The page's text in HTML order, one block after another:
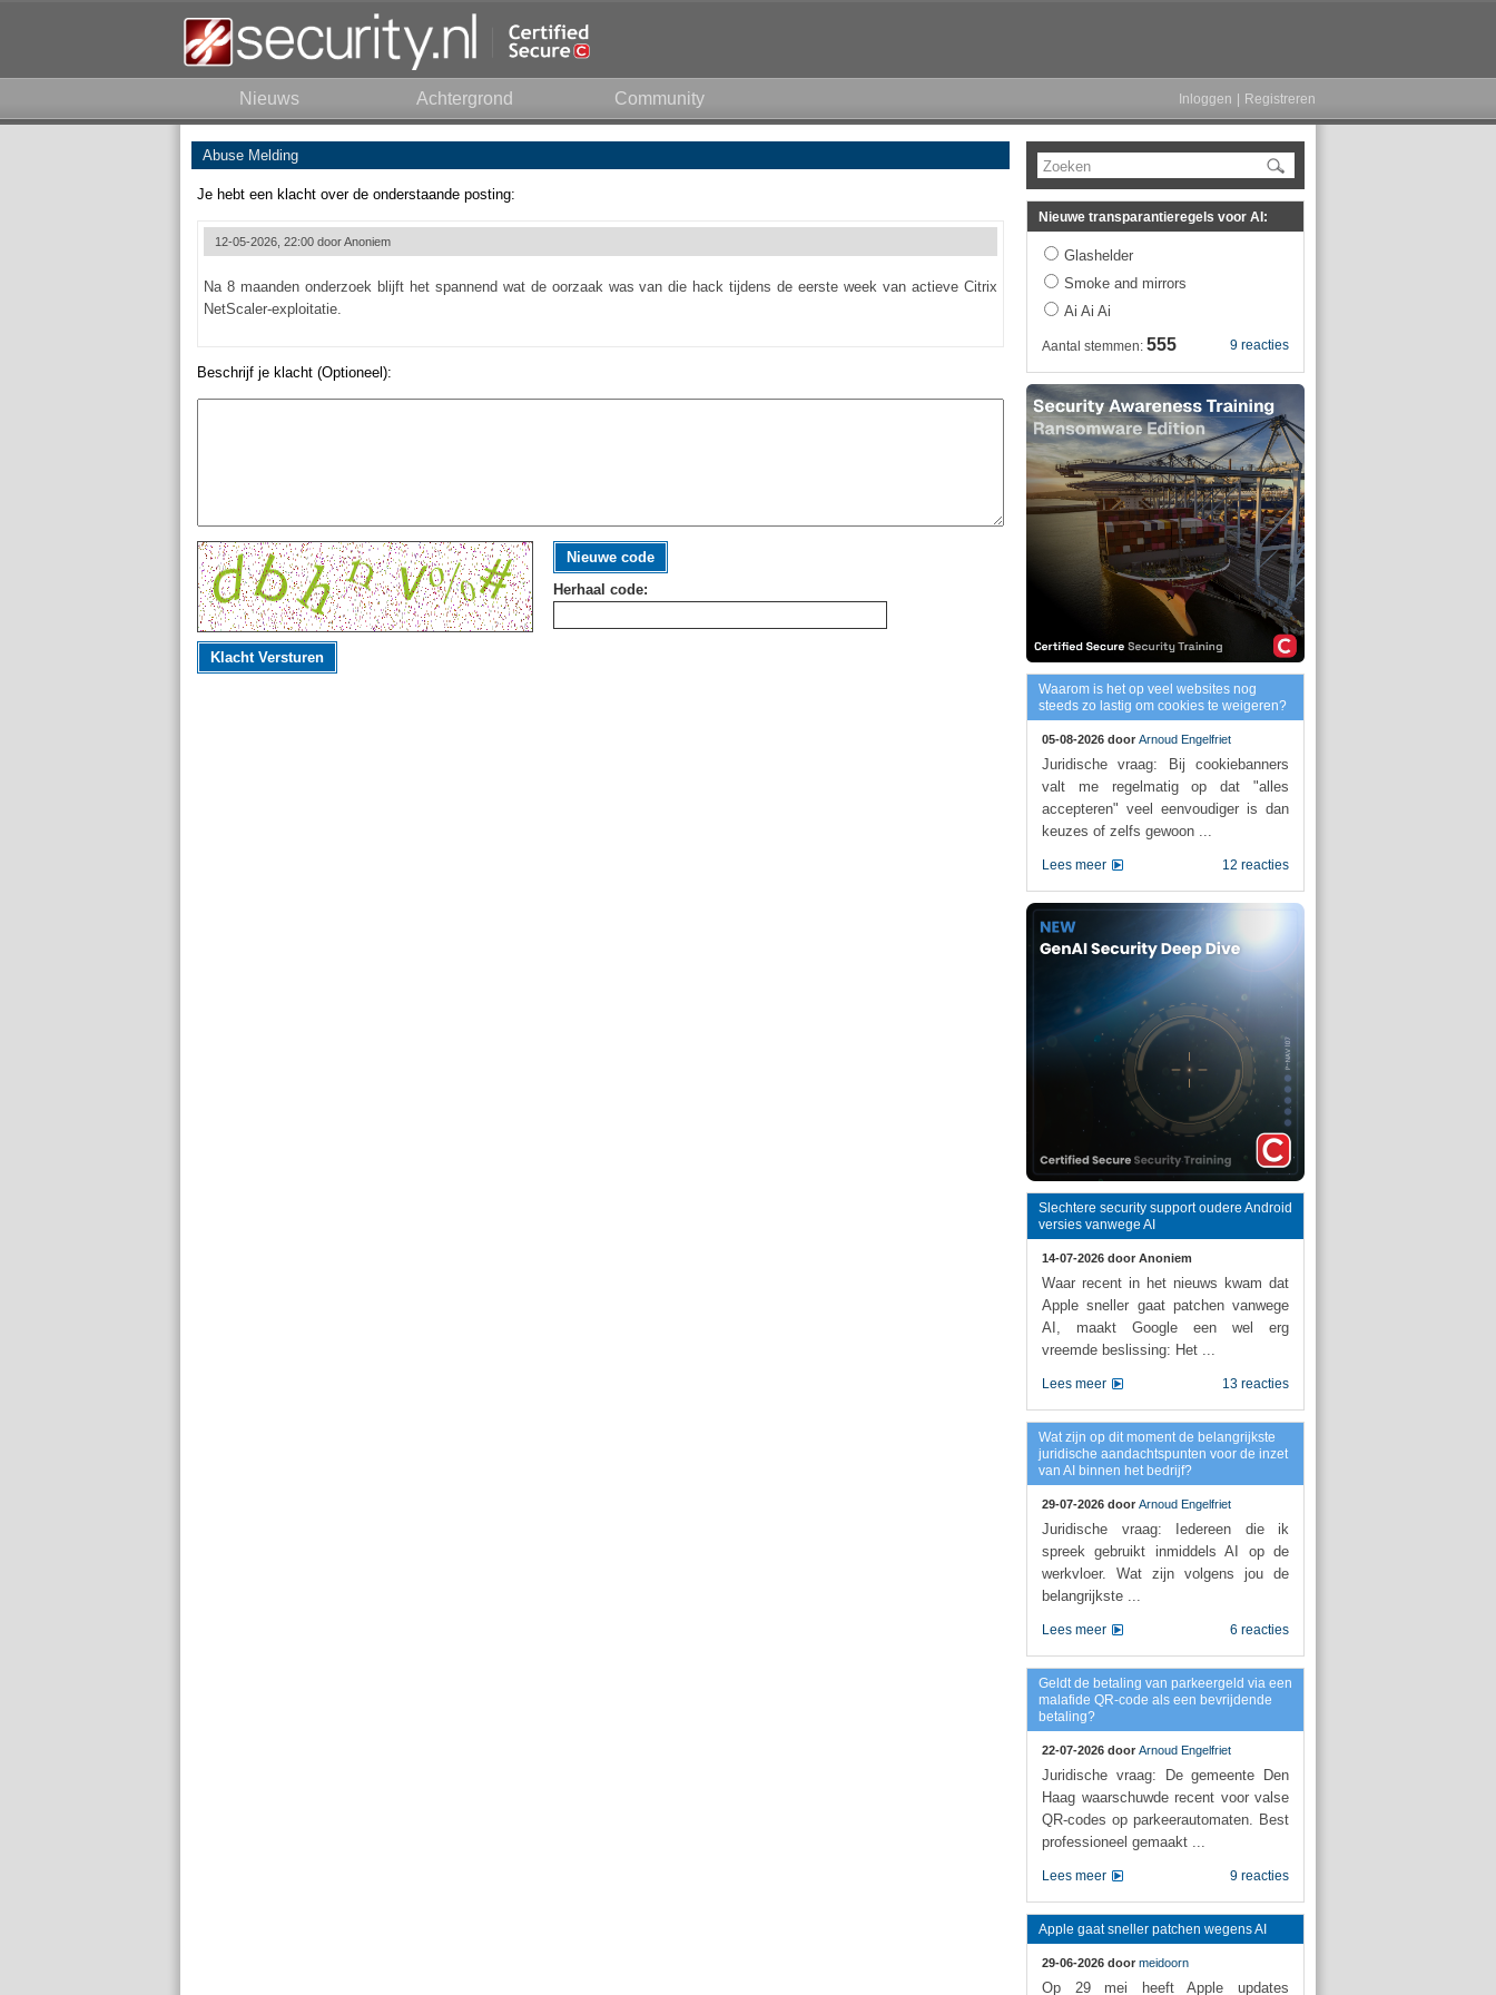
Nieuws Achtergrond Community Inloggen Registreren
Abuse Melding
Je hebt een klacht over de onderstaande posting:
12-05-2026, 22:00 doorAnoniem
Na 8 maanden onderzoek blijft het spannend wat de oorzaak was van die hack tijdens de eerste week van actieve Citrix
NetScaler-exploitatie.
Beschrijf je klacht (Optioneel):
Nieuwe code
Herhaal code:
Klacht Versturen
Zoeken
Nieuwe transparantieregels voor AI:
Glashelder
Smoke and mirrors
Ai Ai Ai
9 reacties
Aantal stemmen: 555
Waarom is het op veel websites nog
steeds zo lastig om cookies te weigeren?
05-08-2026 door Arnoud Engelfriet
Juridische vraag: Bij cookiebanners
valt me regelmatig op dat "alles
accepteren" veel eenvoudiger is dan
keuzes of zelfs gewoon ...
12 reacties
Lees meer
Slechtere security support oudere Android
versies vanwege AI
14-07-2026 door Anoniem
Waar recent in het nieuws kwam dat
Apple sneller gaat patchen vanwege
AI, maakt Google een wel erg
vreemde beslissing: Het ...
13 reacties
Lees meer
Wat zijn op dit moment de belangrijkste
juridische aandachtspunten voor de inzet
van AI binnen het bedrijf?
29-07-2026 door Arnoud Engelfriet
Juridische vraag: Iedereen die ik
spreek gebruikt inmiddels AI op de
werkvloer. Wat zijn volgens jou de
belangrijkste ...
6 reacties
Lees meer
Geldt de betaling van parkeergeld via een
malafide QR-code als een bevrijdende
betaling?
22-07-2026 door Arnoud Engelfriet
Juridische vraag: De gemeente Den
Haag waarschuwde recent voor valse
QR-codes op parkeerautomaten. Best
professioneel gemaakt ...
9 reacties
Lees meer
Apple gaat sneller patchen wegens AI
29-06-2026 door meidoorn
Op 29 mei heeft Apple updates